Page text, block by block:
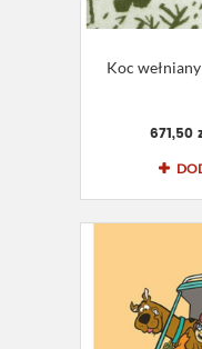
Koc
671,50